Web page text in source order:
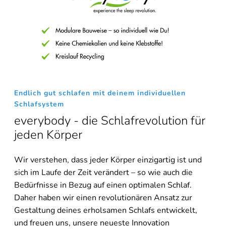
Endlich gut schlafen mit deinem individuellen
Schlafsystem
everybody - die Schlafrevolution für
jeden Körper
Wir verstehen, dass jeder Körper einzigartig ist und
sich im Laufe der Zeit verändert – so wie auch die
Bedürfnisse in Bezug auf einen optimalen Schlaf.
Daher haben wir einen revolutionären Ansatz zur
Gestaltung deines erholsamen Schlafs entwickelt,
und freuen uns, unsere neueste Innovation